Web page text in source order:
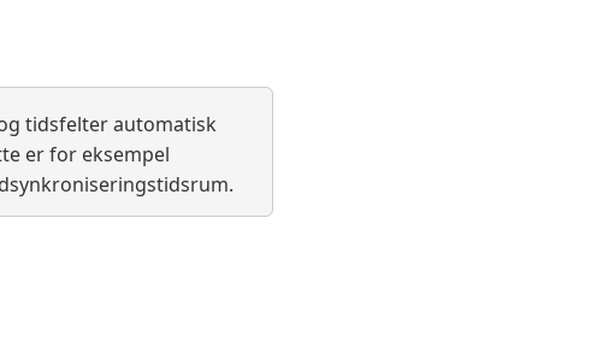
tidsfelter automatisk
er for eksempel